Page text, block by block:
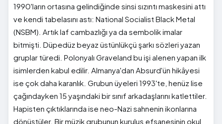
1990'ların ortasına gelindiğinde sinsi sızıntı maskesini attı
ve kendi tabelasını astı: National Socialist Black Metal
(NSBM). Artık laf cambazlığı ya da sembolik imalar
bitmişti. Düpedüz beyaz üstünlükçü şarkı sözleri yazan
gruplar türedi. Polonyalı Graveland bu işi alenen yapan ilk
isimlerden kabul edilir. Almanya'dan Absurd'ün hikâyesi
ise çok daha karanlık. Grubun üyeleri 1993'te, henüz lise
çağındayken 15 yaşındaki bir sınıf arkadaşlarını katlettiler.
Hapisten çıktıklarında ise neo-Nazi sahnenin ikonlarına
dönüştüler. Bir müzik grubunun kuruluş efsanesinin okul